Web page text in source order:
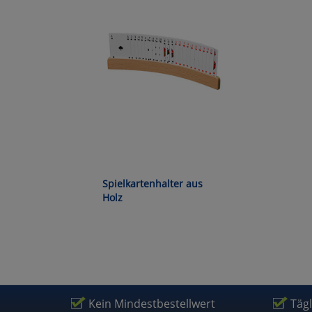
Spielkartenhalter aus
Holz
Kein Mindestbestellwert